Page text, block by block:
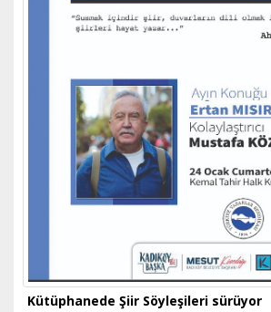
Kütüphanede Şiir Söyleşileri sürüyor